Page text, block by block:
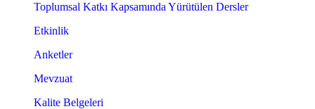
Toplumsal Katkı Kapsamında Yürütülen Dersler
Etkinlik
Anketler
Mevzuat
Kalite Belgeleri